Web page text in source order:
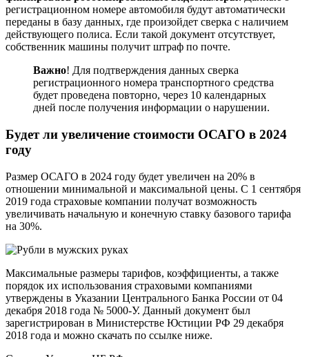
регистрационном номере автомобиля будут автоматически
переданы в базу данных, где произойдет сверка с наличием
действующего полиса. Если такой документ отсутствует,
собственник машины получит штраф по почте.
Важно! Для подтверждения данных сверка
регистрационного номера транспортного средства
будет проведена повторно, через 10 календарных
дней после получения информации о нарушении.
Будет ли увеличение стоимости ОСАГО в 2024
году
Размер ОСАГО в 2024 году будет увеличен на 20% в
отношении минимальной и максимальной цены. С 1 сентября
2019 года страховые компании получат возможность
увеличивать начальную и конечную ставку базового тарифа
на 30%.
Максимальные размеры тарифов, коэффициенты, а также
порядок их использования страховыми компаниями
утверждены в Указании Центрального Банка России от 04
декабря 2018 года № 5000-У. Данный документ был
зарегистрирован в Министерстве Юстиции РФ 29 декабря
2018 года и можно скачать по ссылке ниже.